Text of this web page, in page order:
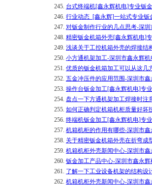
245. 台式终端机[鑫永辉机电]专业钣
246. 行业动态_[鑫永辉]一站式专业钣
247. 对钣金制作行业的几点思考-深
248. 精密钣金机箱外壳[鑫永辉机电]
249. 浅谈关于工控机箱外壳的焊接结
250. 小方通机架加工-深圳市鑫永辉机
251. 优质的钣金机箱加工可以从这几
252. 五金冲压件的应用范围-深圳市
253. 操作台钣金加工[鑫永辉机电]专
254. 盘点一下方通机架加工焊接时注
255. 如何正确判定机箱机柜质量好坏
256. 终端机钣金加工[鑫永辉机电]专
257. 机箱机柜的作用有哪些-深圳市
258. 关于精密钣金机箱外壳在折弯成
259. 机箱机柜外壳新闻中心-深圳市
260. 钣金加工产品中心-深圳市鑫永辉
261. 了解一下工业设备机架的结构设
262. 机箱机柜外壳新闻中心-深圳市